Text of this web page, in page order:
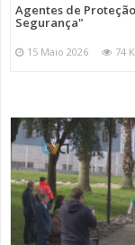
Agentes de
Segurança"
15 Maio 2026 74 K